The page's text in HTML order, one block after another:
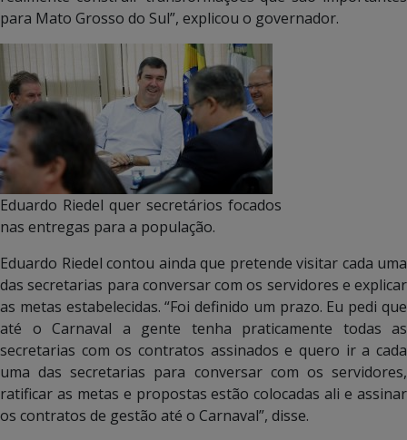
para Mato Grosso do Sul”, explicou o governador.
Eduardo Riedel quer secretários focados
nas entregas para a população.
Eduardo Riedel contou ainda que pretende visitar cada uma
das secretarias para conversar com os servidores e explicar
as metas estabelecidas. “Foi definido um prazo. Eu pedi que
até o Carnaval a gente tenha praticamente todas as
secretarias com os contratos assinados e quero ir a cada
uma das secretarias para conversar com os servidores,
ratificar as metas e propostas estão colocadas ali e assinar
os contratos de gestão até o Carnaval”, disse.